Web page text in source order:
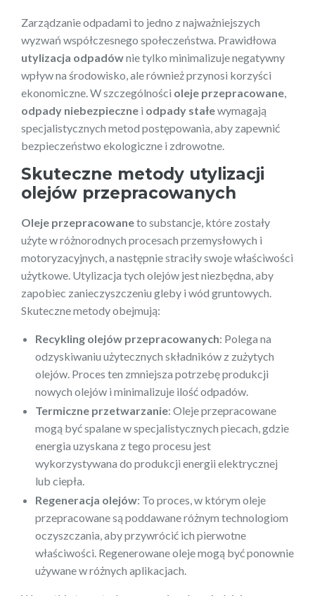
Zarządzanie odpadami to jedno z najważniejszych
wyzwań współczesnego społeczeństwa. Prawidłowa
utylizacja odpadównie tylko minimalizuje negatywny
wpływ na środowisko, ale również przynosi korzyści
ekonomiczne. W szczególności oleje przepracowane
odpady niebezpieczne i odpady stałewymagają
specjalistycznych metod postępowania, aby zapewnić
bezpieczeństwo ekologiczne i zdrowotne.
Skuteczne metody utylizacji
olejów przepracowanych
Oleje przepracowaneto substancje, które zostały
użyte w różnorodnych procesach przemysłowych i
motoryzacyjnych, a następnie straciły swoje właściwości
użytkowe. Utylizacja tych olejów jest niezbędna, aby
zapobiec zanieczyszczeniu gleby i wód gruntowych.
Skuteczne metody obejmują:
Recykling olejów przepracowanych: Polega na
odzyskiwaniu użytecznych składników z zużytych
olejów. Proces ten zmniejsza potrzebę produkcji
nowych olejów i minimalizuje ilość odpadów.
Termiczne przetwarzanie: Oleje przepracowane
mogą być spalane w specjalistycznych piecach, gdzie
energia uzyskana z tego procesu jest
wykorzystywana do produkcji energii elektrycznej
lub ciepła.
Regeneracja olejów: To proces, w którym oleje
przepracowane są poddawane różnym technologiom
oczyszczania, aby przywrócić ich pierwotne
właściwości. Regenerowane oleje mogą być ponownie
używane w różnych aplikacjach.